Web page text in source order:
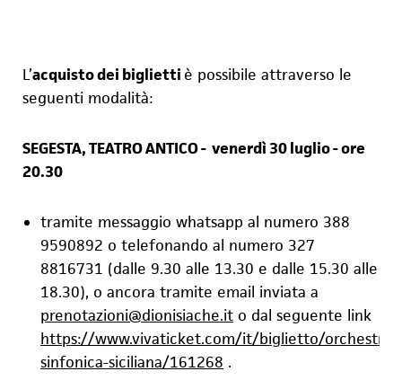
L’acquisto dei biglietti è possibile attraverso le
seguenti modalità:
SEGESTA, TEATRO ANTICO - venerdì 30 luglio - ore
20.30
tramite messaggio whatsapp al numero 388
9590892 o telefonando al numero 327
8816731 (dalle 9.30 alle 13.30 e dalle 15.30 alle
18.30), o ancora tramite email inviata a
prenotazioni@dionisiache.it o dal seguente link
https://www.vivaticket.com/it/biglietto/orchestra-
sinfonica-siciliana/161268 .